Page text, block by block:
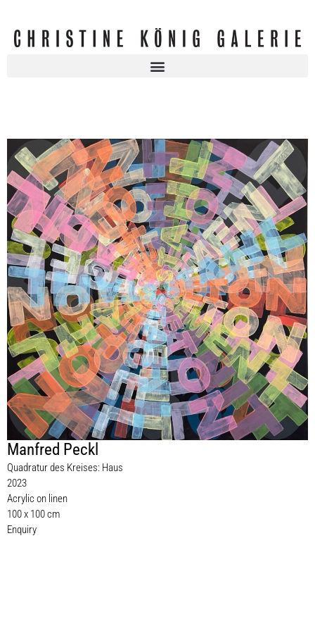
Manfred Peckl
Quadratur des Kreises: Haus
2023
Acrylic on linen
100 x 100 cm
Enquiry